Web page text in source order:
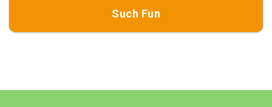
Such Fun